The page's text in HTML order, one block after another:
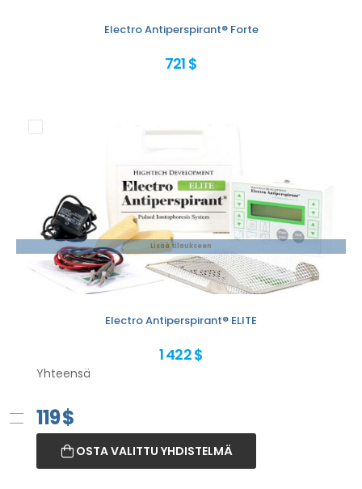
Electro Antiperspirant® Forte
721 $
Lisää tilaukseen
Electro Antiperspirant® ELITE
1 422 $
Yhteensä
119$
OSTA VALITTU YHDISTELMÄ